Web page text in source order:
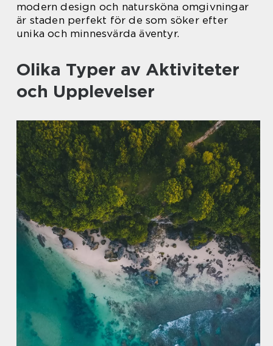
modern design och natursköna omgivningar
är staden perfekt för de som söker efter
unika och minnesvärda äventyr.
Olika Typer av Aktiviteter
och Upplevelser